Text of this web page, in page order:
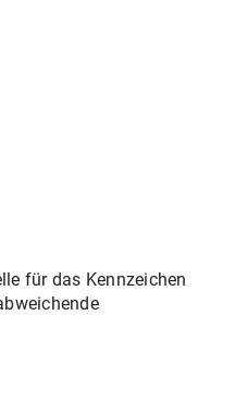
für das Kennzeichen